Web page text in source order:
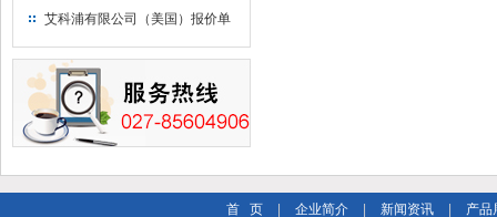
艾科浦有限公司（美国）报价单
首 页 企业简介 新闻资讯 产品